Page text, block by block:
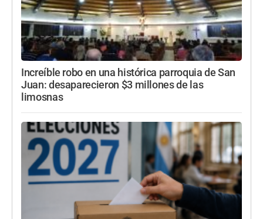
Increíble robo en una histórica parroquia de San
Juan: desaparecieron $3 millones de las
limosnas